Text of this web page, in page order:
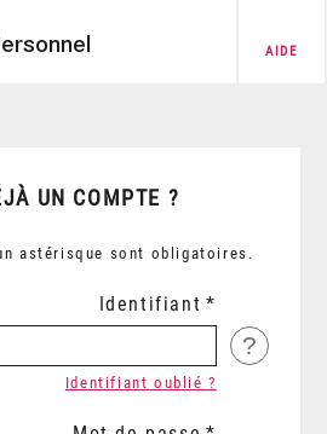
AIDE
UN COMPTE ?
astérisque sont obligatoires.
Identifiant
?
Identifiant oublié ?